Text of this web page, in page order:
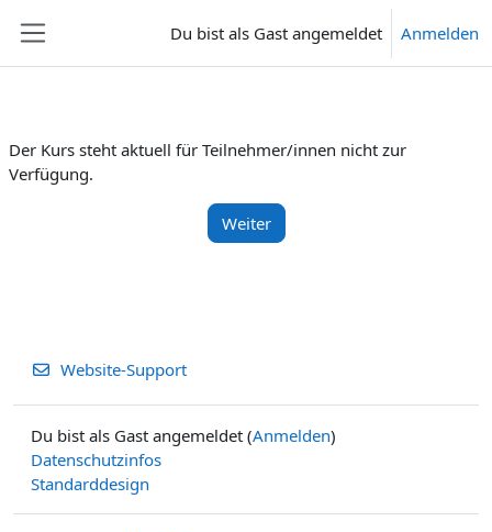
Du bist als Gast angemeldet Anmelden
Der Kurs steht aktuell für Teilnehmer/innen nicht zur
Verfügung.
Weiter
Website-Support
Du bist als Gast angemeldet (Anmelden)
Datenschutzinfos
Standarddesign